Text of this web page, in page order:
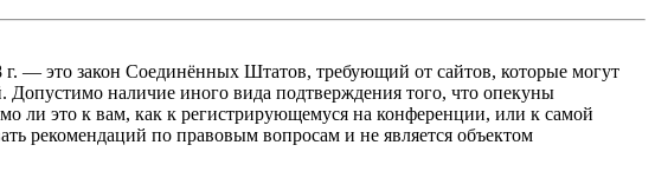
— это закон Соединённых Штатов, требующий от сайтов, которые могут
Допустимо наличие иного вида подтверждения того, что опекуны
ли это к вам, как к регистрирующемуся на конференции, или к самой
рекомендаций по правовым вопросам и не является объектом